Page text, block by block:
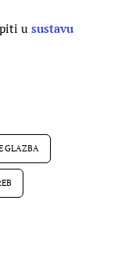
u sustavu
GLAZBA